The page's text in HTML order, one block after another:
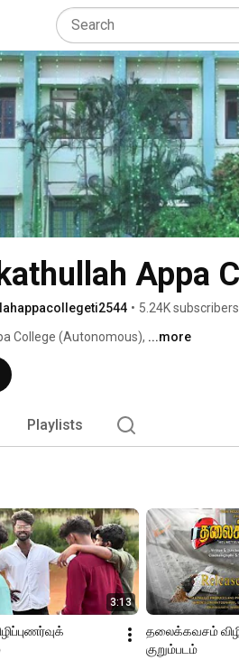
Appa
• 5.24K subscribers
College (Autonomous), ...more
Playlists
3:13
தலைக்கவசம்
குறும்படம்